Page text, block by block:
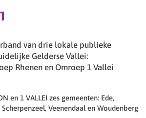
van drie lokale publieke
Gelderse Vallei:
Rhenen en Omroep 1 Vallei
en 1 VALLEI zes gemeenten: Ede,
Scherpenzeel, Veenendaal en Woudenberg